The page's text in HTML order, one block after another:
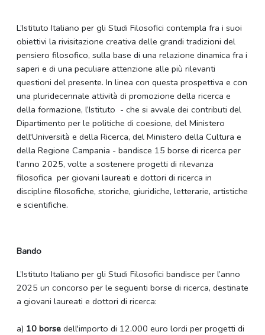
L’Istituto Italiano per gli Studi Filosofici contempla fra i suoi
obiettivi la rivisitazione creativa delle grandi tradizioni del
pensiero filosofico, sulla base di una relazione dinamica fra i
saperi e di una peculiare attenzione alle più rilevanti
questioni del presente. In linea con questa prospettiva e con
una pluridecennale attività di promozione della ricerca e
della formazione, l’Istituto - che si avvale dei contributi del
Dipartimento per le politiche di coesione, del Ministero
dell'Università e della Ricerca, del Ministero della Cultura e
della Regione Campania - bandisce 15 borse di ricerca per
l’anno 2025, volte a sostenere progetti di rilevanza
filosofica per giovani laureati e dottori di ricerca in
discipline filosofiche, storiche, giuridiche, letterarie, artistiche
e scientifiche.
Bando
L’Istituto Italiano per gli Studi Filosofici bandisce per l’anno
2025 un concorso per le seguenti borse di ricerca, destinate
a giovani laureati e dottori di ricerca:
a) 10 borse dell'importo di 12.000 euro lordi per progetti di